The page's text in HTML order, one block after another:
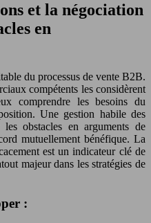
et la négociation
en
du processus de vente B2B.
compétents les considèrent
comprendre les besoins du
Une gestion habile des
obstacles en arguments de
mutuellement bénéfique. La
est un indicateur clé de
majeur dans les stratégies de
: